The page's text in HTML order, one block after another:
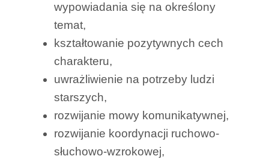
wypowiadania się na określony
temat,
kształtowanie pozytywnych cech
charakteru,
uwrażliwienie na potrzeby ludzi
starszych,
rozwijanie mowy komunikatywnej,
rozwijanie koordynacji ruchowo-
słuchowo-wzrokowej,